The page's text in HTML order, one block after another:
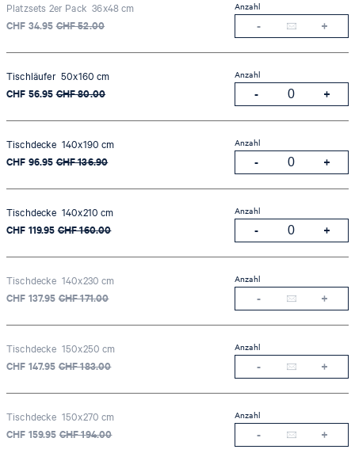
Platzsets 2er Pack 36x48 cm
CHF 34.95 CHF 52.00
Anzahl
Tischläufer 50x160 cm
CHF 56.95 CHF 80.00
Anzahl
Tischdecke 140x190 cm
CHF 96.95 CHF 136.90
Anzahl
Tischdecke 140x210 cm
CHF 119.95 CHF 160.00
Anzahl
Tischdecke 140x230 cm
CHF 137.95 CHF 171.00
Anzahl
Tischdecke 150x250 cm
CHF 147.95 CHF 183.00
Anzahl
Tischdecke 150x270 cm
CHF 159.95 CHF 194.00
Anzahl